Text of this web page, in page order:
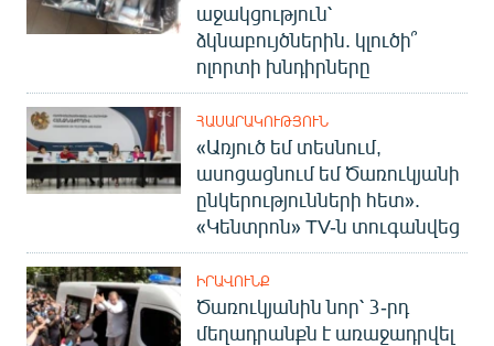
աջակցություն՝
ձկնաբույծներին. կլուծի՞
ոլորտի խնդիրները
ՀԱՍԱՐԱԿՈՒԹՅՈՒՆ
«Առյուծ եմ տեսնում,
ասոցացնում եմ Ծառուկյանի
ընկերությունների հետ».
«Կենտրոն» TV-ն տուգանվեց
ԻՐԱՎՈՒՆՔ
Ծառուկյանին նոր՝ 3-րդ
մեղադրանքն է առաջադրվել